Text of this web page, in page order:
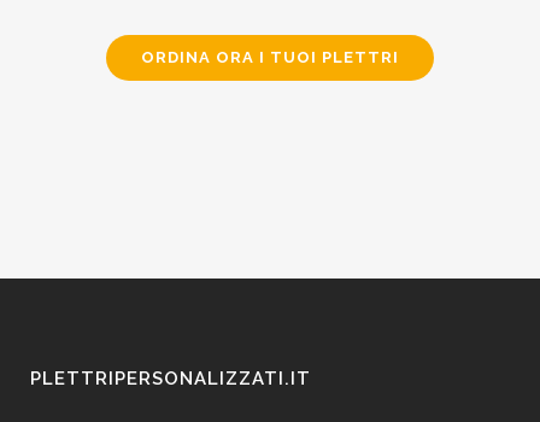
ORDINA ORA I TUOI PLETTRI
PLETTRIPERSONALIZZATI.IT